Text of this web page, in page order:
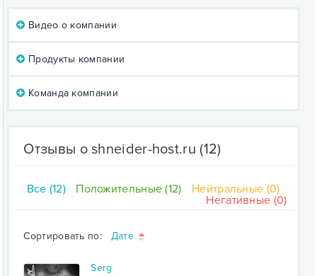
Видео о компании
Продукты компании
Команда компании
Отзывы о shneider-host.ru (12)
Все (12) Положительные (12)
Нейтральные (0)
Негативные (0)
Сортировать по: Дате
Serg